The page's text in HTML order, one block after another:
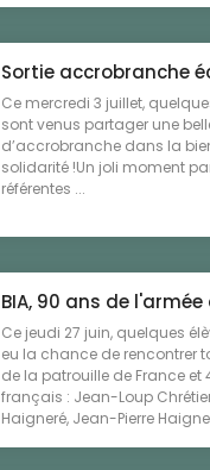
Sortie accrobranche
Ce mercredi 3 juillet,
sont venus partager une
d’accrobranche dans la
solidarité !Un joli moment
référentes ...
BIA, 90 ans de l'armée
Ce jeudi 27 juin, quelques
eu la chance de rencontrer
de la patrouille de France et
français : Jean-Loup
Haigneré, Jean-Pierre